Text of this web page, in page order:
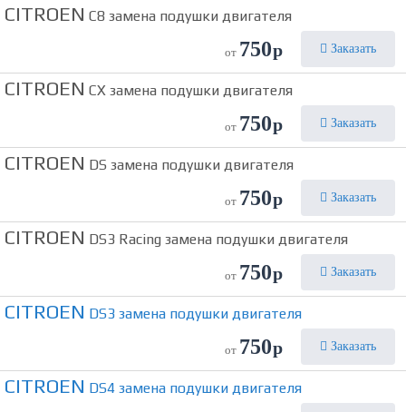
CITROEN C8 замена подушки двигателя
от 750р Заказать
CITROEN CX замена подушки двигателя
от 750р Заказать
CITROEN DS замена подушки двигателя
от 750р Заказать
CITROEN DS3 Racing замена подушки двигателя
от 750р Заказать
CITROEN DS3 замена подушки двигателя
от 750р Заказать
CITROEN DS4 замена подушки двигателя